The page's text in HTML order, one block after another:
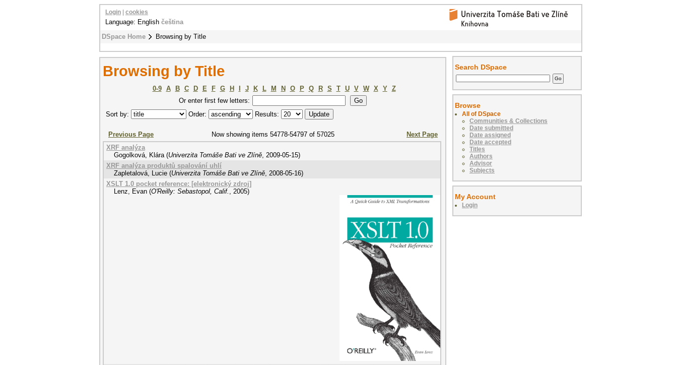
DSpace Home Browsing by Title
Login cookies
Language: English čeština
Browsing by Title
0-9 A B C D E F G H J K L M N O P Q R S T U V W X Y
Z
Or enter first few letters:
Sort by:
Order: Results:
Previous Page Now showing items 54778-54797 of 57025
Next Page
XRF analýza
Gogolková, Klára (Univerzita Tomáše Bati ve Zlíně, 2009-05-15)
XRF analýza produktů spalování uhlí
Zapletalová, Lucie (Univerzita Tomáše Bati ve Zlíně, 2008-05-16)
XSLT 1.0 pocket reference: [elektronický zdroj]
Lenz, Evan (O'Reilly: Sebastopol, Calif. , 2005)
Search DSpace
Browse
All of DSpace
Communities & Collections
Date submitted
Date assigned
Date accepted
Titles
Authors
Advisor
Subjects
My Account
Login